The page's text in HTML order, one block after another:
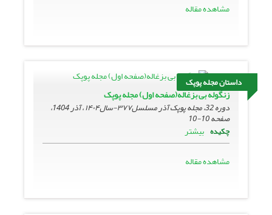
مشاهده مقاله
داستان مجله پوپک
زنگوله بی بزغاله(صفحه اول) مجله پوپک
دوره 32، مجله پوپک آذر مسلسل۳۷۷-سال۱۴۰۴ ، آذر 1404،
صفحه10-10
چکیده بیشتر
مشاهده مقاله